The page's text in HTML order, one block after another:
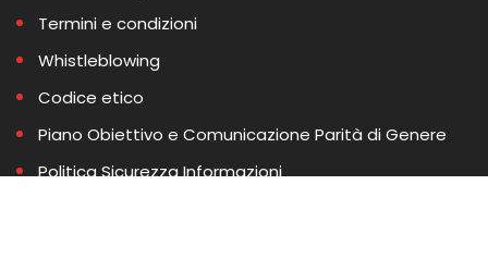
Termini e condizioni
Whistleblowing
Codice etico
Piano Obiettivo e Comunicazione Parità di Genere
Politica Sicurezza Informazioni